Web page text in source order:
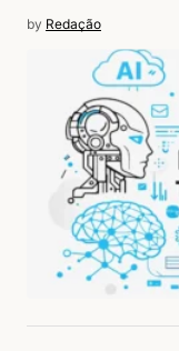
by Redação